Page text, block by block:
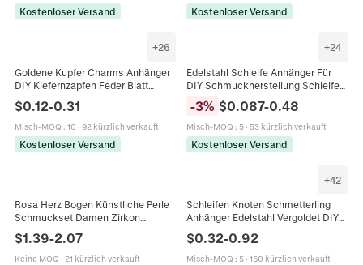
Kostenloser Versand Kostenloser Versand
+26
Goldene Kupfer Charms Anhänger
DIY Kiefernzapfen Feder Blatt
Schmuckherstellung Armband
Halskette
$0.12-0.31
Misch-MOQ : 10 · 92 kürzlich verkauft
Kostenloser Versand
+24
Edelstahl Schleife Anhänger Für
DIY Schmuckherstellung Schleifen
Halsketten Ohrringe
-3% $0.087-0.48
Misch-MOQ : 5· 53 kürzlich verkauft
Kostenloser Versand
Rosa Herz Bogen Künstliche Perle
Schmuckset Damen Zirkon
Anhänger Halskette Silber
Ohrstecker Elegant Titanstahl
Vergoldet
$1.39-2.07
Keine MOQ · 21 kürzlich verkauft
+42
Schleifen Knoten Schmetterling
Anhänger Edelstahl Vergoldet DIY
Schmuckherstellung Charms
Zubehör Für Halsketten Armbänder
$0.32-0.92
Misch-MOQ : 5· 160 kürzlich verkauft